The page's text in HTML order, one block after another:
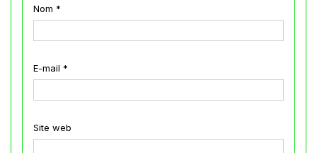
Nom *
E-mail *
Site web